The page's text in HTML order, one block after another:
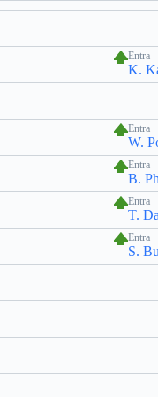
Entra
K.
Entra
W.
Entra
B.
Entra
T.
Entra
S.